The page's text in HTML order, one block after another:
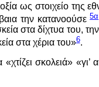
ως στοιχείο της
την κατανοούσε5α
στα δίχτυα του,
στα χέρια του»6.
σκολειά»